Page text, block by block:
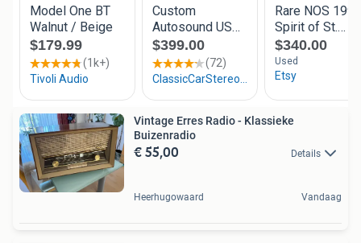
Vintage Erres Radio - Klassieke
Buizenradio
€ 55,00 Details
Heerhugowaard Vandaag